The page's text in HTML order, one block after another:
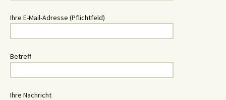
Ihre E-Mail-Adresse (Pflichtfeld)
Betreff
Ihre Nachricht